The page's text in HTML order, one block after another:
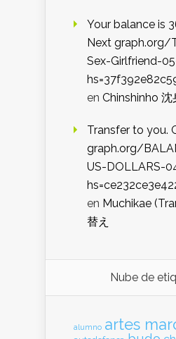
Your balance is
Next graph.org/
Sex-Girlfriend-
en Chinshinho 沈
Transfer to you.
graph.org/
US-DOLLARS-
en Muchikae
替え
Nube de
alumno artes